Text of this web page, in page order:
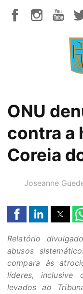
ONU
contra a
Coreia
AUTOR(A):
Joseanne
Relatório
abusos
compara às
líderes, inclusive
levados ao